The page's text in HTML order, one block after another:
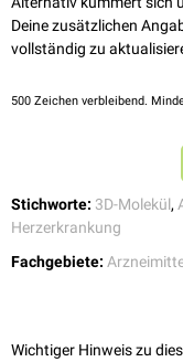
Ödeme
Thrombopenie
Nierenversagenbei
AV-Blockzweiter und
unbehandeltes
Deine zusätzlichen
vollständig zu
500 Zeichen verbleibend.
Stichworte: 3D-Molekül,
Herzerkrankung
Fachgebiete:
Wichtiger Hinweis zu